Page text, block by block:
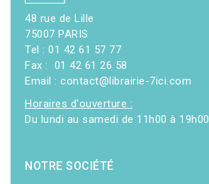
48 rue de Lille
75007 PARIS
Tel : 01 42 61 57 77
Fax : 01 42 61 26 58
Email : contact@librairie-7ici.com
Horaires d'ouverture :
Du lundi au samedi de 11h00 à 19h00
NOTRE SOCIÉTÉ